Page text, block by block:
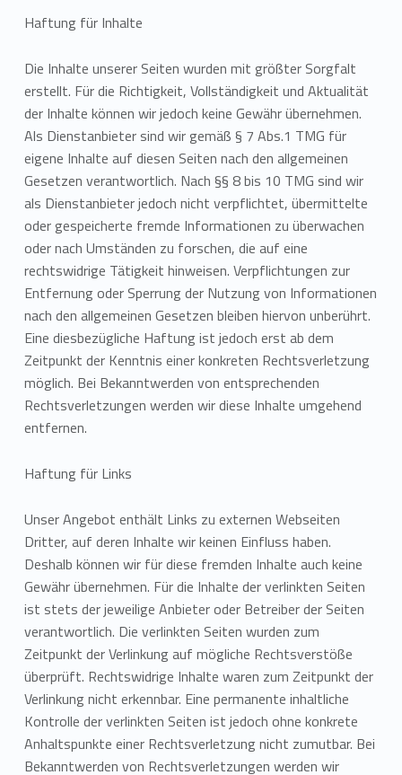
Haftung für Inhalte
Die Inhalte unserer Seiten wurden mit größter Sorgfalt
erstellt. Für die Richtigkeit, Vollständigkeit und Aktualität
der Inhalte können wir jedoch keine Gewähr übernehmen.
Als Dienstanbieter sind wir gemäß § 7 Abs.1 TMG für
eigene Inhalte auf diesen Seiten nach den allgemeinen
Gesetzen verantwortlich. Nach §§ 8 bis 10 TMG sind wir
als Dienstanbieter jedoch nicht verpflichtet, übermittelte
oder gespeicherte fremde Informationen zu überwachen
oder nach Umständen zu forschen, die auf eine
rechtswidrige Tätigkeit hinweisen. Verpflichtungen zur
Entfernung oder Sperrung der Nutzung von Informationen
nach den allgemeinen Gesetzen bleiben hiervon unberührt.
Eine diesbezügliche Haftung ist jedoch erst ab dem
Zeitpunkt der Kenntnis einer konkreten Rechtsverletzung
möglich. Bei Bekanntwerden von entsprechenden
Rechtsverletzungen werden wir diese Inhalte umgehend
entfernen.
Haftung für Links
Unser Angebot enthält Links zu externen Webseiten
Dritter, auf deren Inhalte wir keinen Einfluss haben.
Deshalb können wir für diese fremden Inhalte auch keine
Gewähr übernehmen. Für die Inhalte der verlinkten Seiten
ist stets der jeweilige Anbieter oder Betreiber der Seiten
verantwortlich. Die verlinkten Seiten wurden zum
Zeitpunkt der Verlinkung auf mögliche Rechtsverstöße
überprüft. Rechtswidrige Inhalte waren zum Zeitpunkt der
Verlinkung nicht erkennbar. Eine permanente inhaltliche
Kontrolle der verlinkten Seiten ist jedoch ohne konkrete
Anhaltspunkte einer Rechtsverletzung nicht zumutbar. Bei
Bekanntwerden von Rechtsverletzungen werden wir